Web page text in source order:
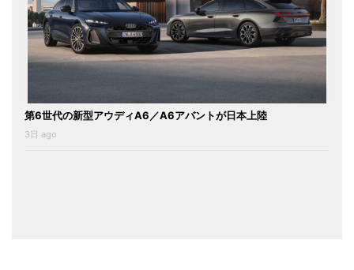
第6世代の新型アウディA6／A6アバントが日本上陸
3日 ago